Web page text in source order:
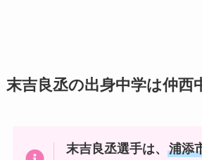
末吉良丞の出身中学は仲西
末吉良丞選手は、浦添